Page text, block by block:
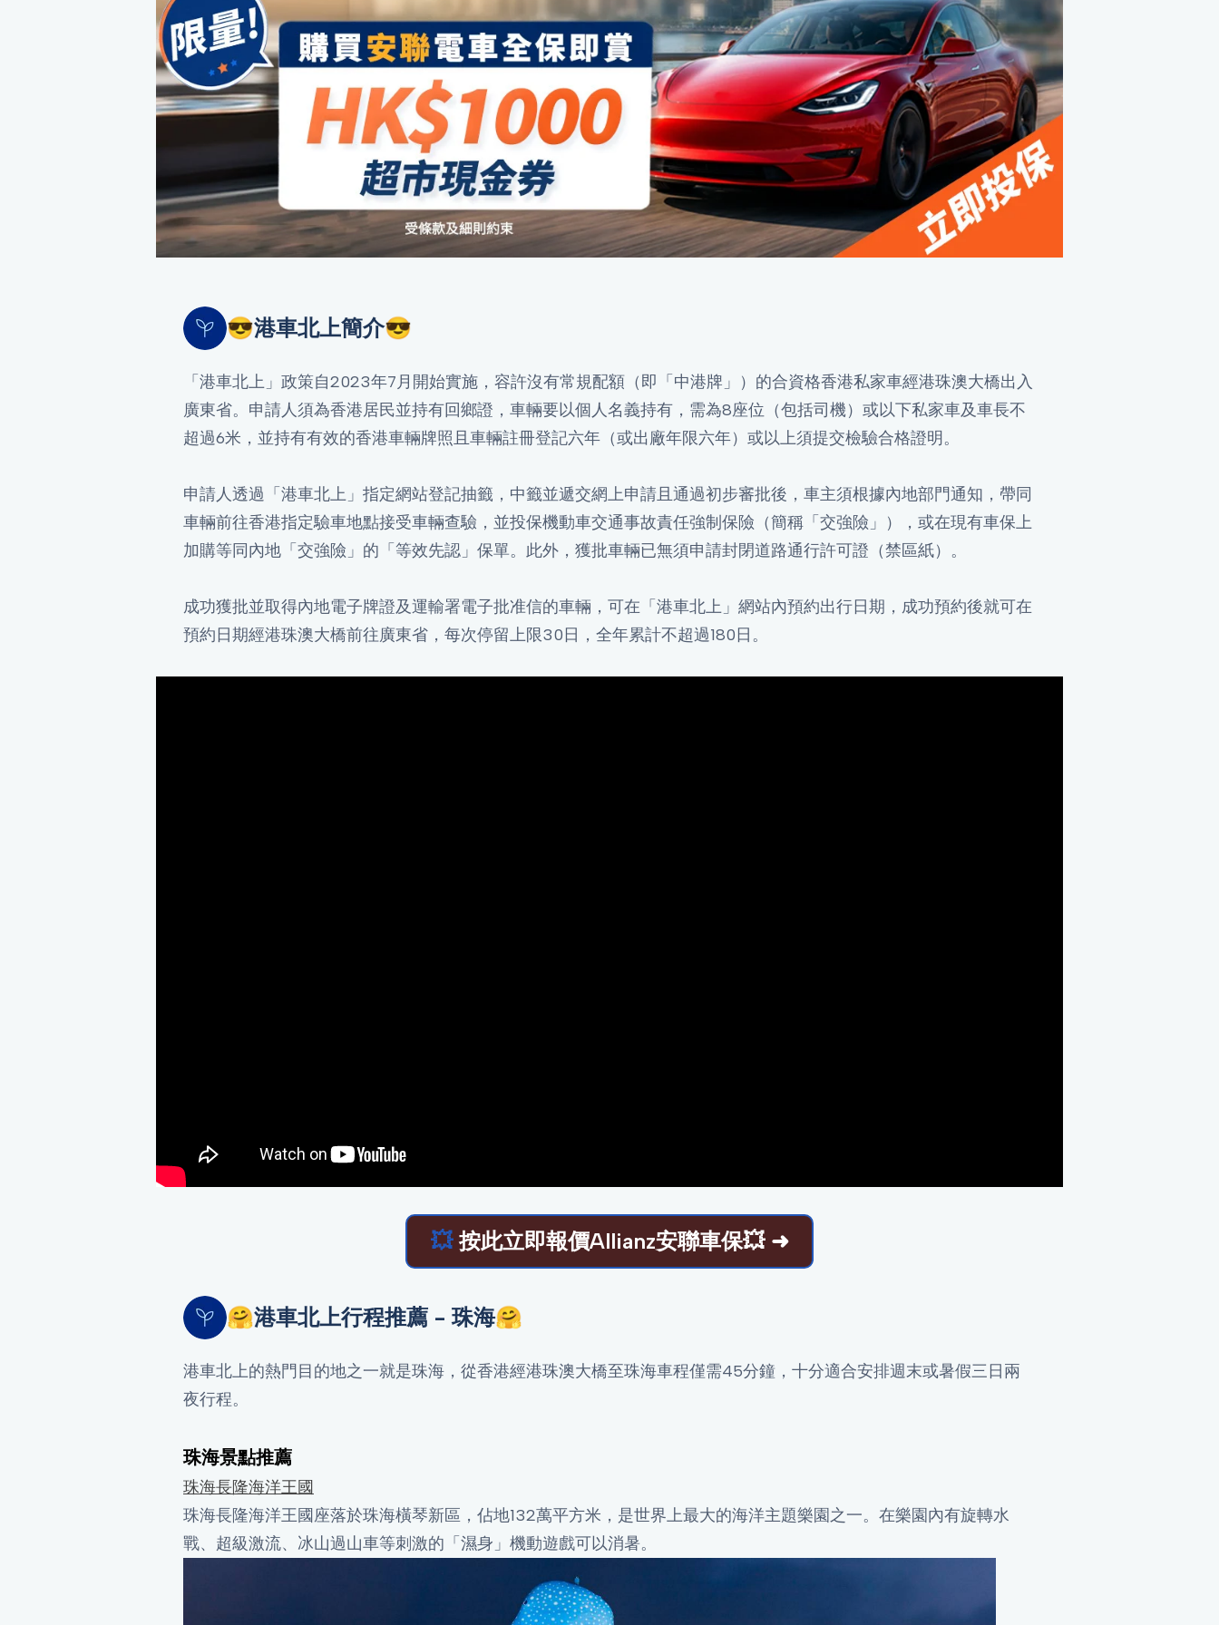
😎港車北上簡介😎
「港車北上」政策自2023年7月開始實施，容許沒有常規配額（即「中港牌」）的合資格香港私家車經港珠澳大橋出入
廣東省。申請人須為香港居民並持有回鄉證，車輛要以個人名義持有，需為8座位（包括司機）或以下私家車及車長不
超過6米，並持有有效的香港車輛牌照且車輛註冊登記六年（或出廠年限六年）或以上須提交檢驗合格證明。
申請人透過「港車北上」指定網站登記抽籤，中籤並遞交網上申請且通過初步審批後，車主須根據內地部門通知，帶同
車輛前往香港指定驗車地點接受車輛查驗，並投保機動車交通事故責任強制保險（簡稱「交強險」），或在現有車保上
加購等同內地「交強險」的「等效先認」保單。此外，獲批車輛已無須申請封閉道路通行許可證（禁區紙）。
成功獲批並取得內地電子牌證及運輸署電子批准信的車輛，可在「港車北上」網站內預約出行日期，成功預約後就可在
預約日期經港珠澳大橋前往廣東省，每次停留上限30日，全年累計不超過180日。
💥 按此立即報價Allianz安聯車保💥 ➜
🤗港車北上行程推薦 - 珠海🤗
港車北上的熱門目的地之一就是珠海，從香港經港珠澳大橋至珠海車程僅需45分鐘，十分適合安排週末或暑假三日兩
夜行程。
珠海景點推薦
珠海長隆海洋王國
珠海長隆海洋王國座落於珠海橫琴新區，佔地132萬平方米，是世界上最大的海洋主題樂園之一。在樂園內有旋轉水
戰、超級激流、冰山過山車等刺激的「濕身」機動遊戲可以消暑。